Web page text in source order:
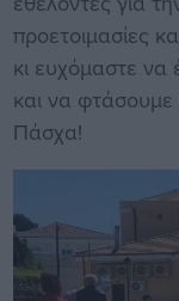
προετοιμασίες
κι ευχόμαστε να
και να φτάσουμε
Πάσχα!